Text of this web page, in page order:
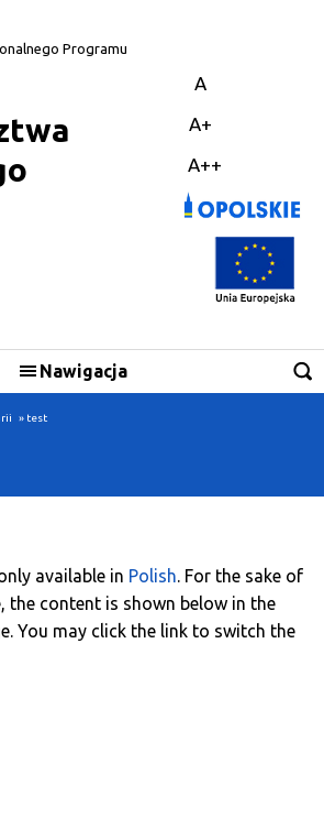
Programu
A
A+
A++
Nawigacja
» test
available in Polish. For the sake of
the content is shown below in the
You may click the link to switch the